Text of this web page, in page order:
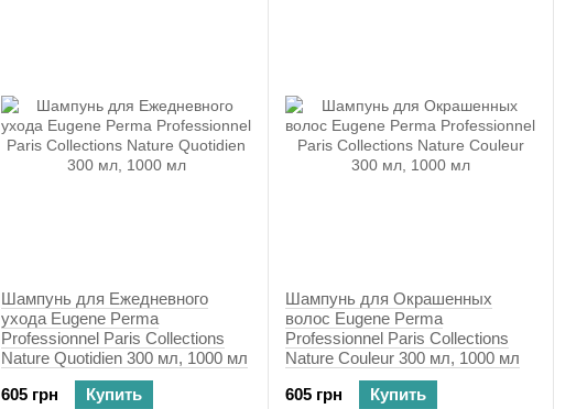
Шампунь для Ежедневного
ухода Eugene Perma
Professionnel Paris Collections
Nature Quotidien 300 мл, 1000 мл
605 грн
Купить
Шампунь для Окрашенных
волос Eugene Perma
Professionnel Paris Collections
Nature Couleur 300 мл, 1000 мл
605 грн
Купить